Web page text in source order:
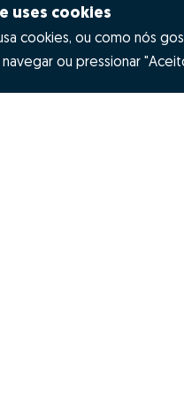
uses cookies
cookies, ou como nós
ou pressionar